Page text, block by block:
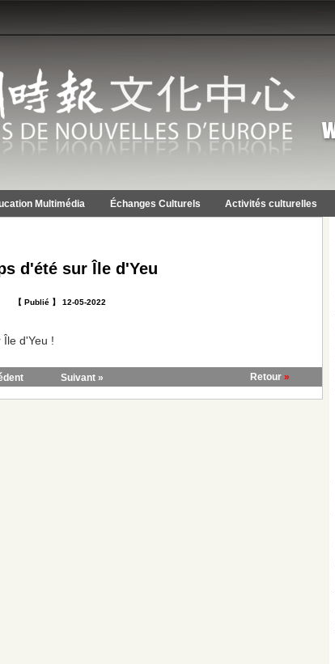
Multimédia Échanges Culturels Activités culturelles
d'été sur Île d'Yeu
【 Publié 】 12-05-2022
d'Yeu !
Suivant » Retour »